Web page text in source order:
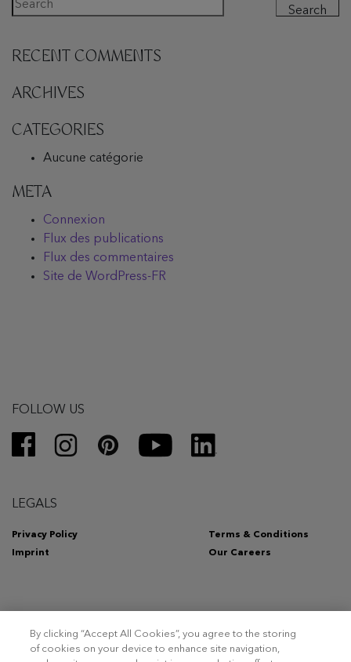
Search
RECENT COMMENTS
ARCHIVES
CATEGORIES
Aucune catégorie
META
Connexion
Flux des publications
Flux des commentaires
Site de WordPress-FR
FOLLOW US
LEGALS
Privacy Policy
Terms & Conditions
Imprint
Our Careers
Copyright 2026 – Triumph Intertrade AG. Tous droits réservés.
By clicking “Accept All Cookies”, you agree to the storing
of cookies on your device to enhance site navigation,